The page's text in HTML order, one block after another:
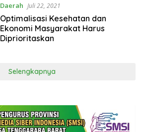
Daerah Juli 22, 2021
Optimalisasi Kesehatan dan
Ekonomi Masyarakat Harus
Diprioritaskan
Selengkapnya